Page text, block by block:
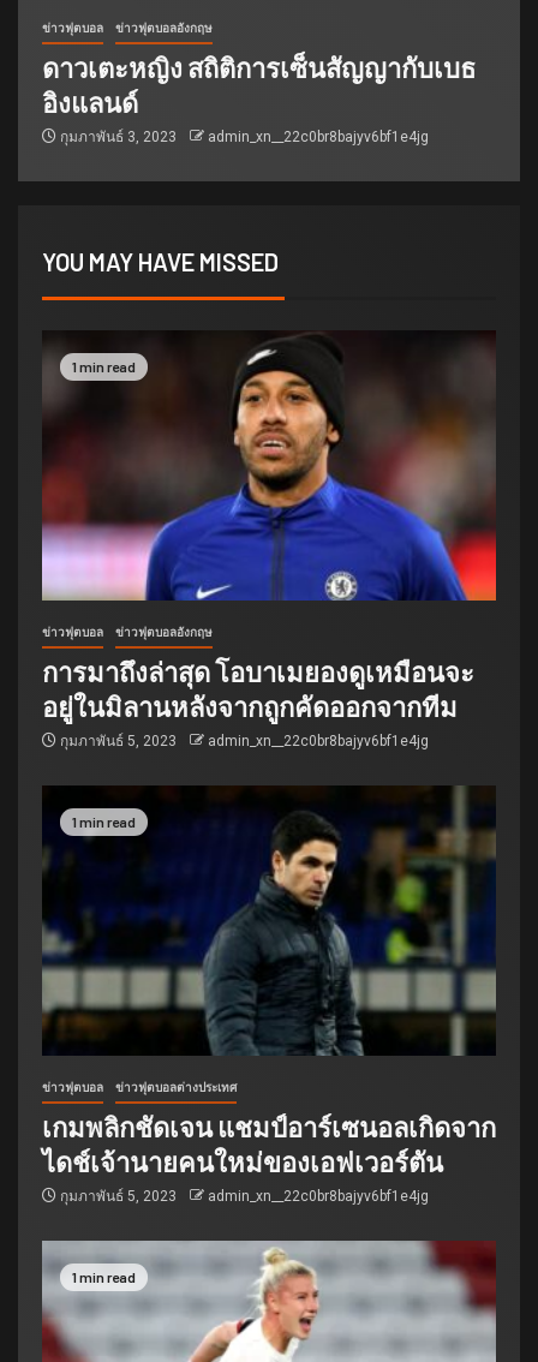
ข่าวฟุตบอล ข่าวฟุตบอลอังกฤษ
ดาวเตะหญิง สถิติการเซ็นสัญญากับเบธ
อิงแลนด์
กุมภาพันธ์ 3, 2023 admin_xn__22c0br8bajyv6bf1e4jg
YOU MAY HAVE MISSED
1 min read
ข่าวฟุตบอล ข่าวฟุตบอลอังกฤษ
การมาถึงล่าสุด โอบาเมยองดูเหมือนจะ
อยู่ในมิลานหลังจากถูกคัดออกจากทีม
กุมภาพันธ์ 5, 2023 admin_xn__22c0br8bajyv6bf1e4jg
1 min read
ข่าวฟุตบอล ข่าวฟุตบอลต่างประเทศ
เกมพลิกชัดเจน แชมป์อาร์เซนอลเกิดจาก
ไดช์เจ้านายคนใหม่ของเอฟเวอร์ตัน
กุมภาพันธ์ 5, 2023 admin_xn__22c0br8bajyv6bf1e4jg
1 min read